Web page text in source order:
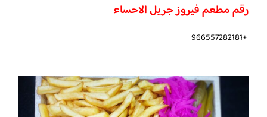
رقم مطعم فيروز جريل الاحساء
+966557282181